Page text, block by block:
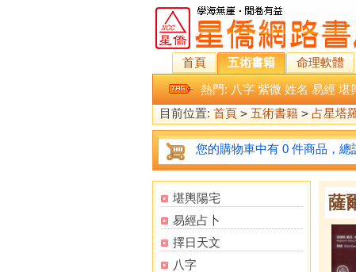
首頁 五術書籍 命理軟體
熱門: 八字 紫微 姓名 易經 堪
目前位置: 首頁 > 五術書籍 > 占星塔
您的購物車中有 0 件商品，總
堪輿陽宅
易經占卜
擇日天文
八字
薩